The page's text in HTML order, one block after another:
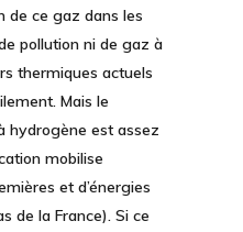
de ce gaz dans les
pollution ni de gaz à
thermiques actuels
Mais le
hydrogène est assez
mobilise
et d’énergies
de la France). Si ce